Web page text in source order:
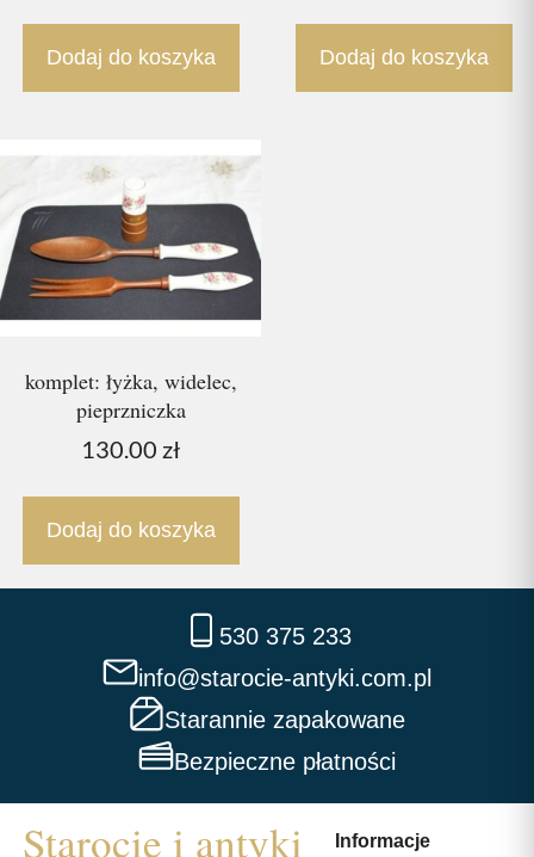
Dodaj do koszyka Dodaj do koszyka
komplet: łyżka, widelec,
pieprzniczka
130.00 zł
Dodaj do koszyka
530 375 233
info@starocie-antyki.com.pl
Starannie zapakowane
Bezpieczne płatności
Informacje